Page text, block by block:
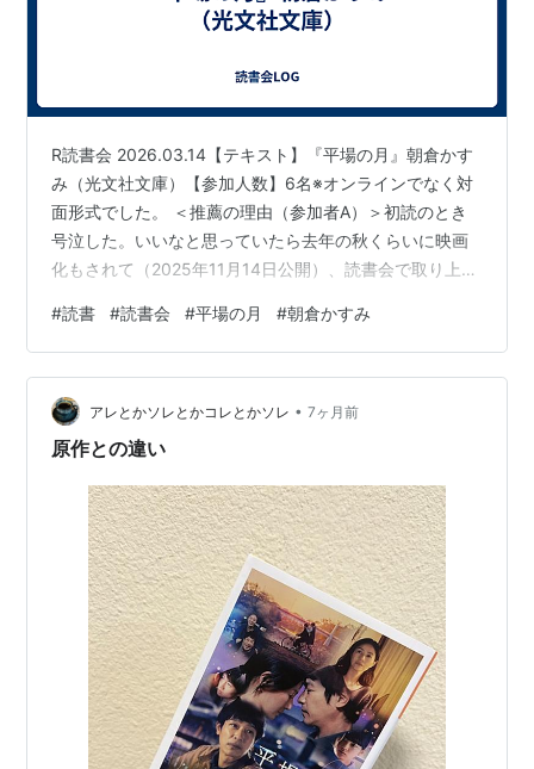
R読書会 2026.03.14【テキスト】『平場の月』朝倉かす
み（光文社文庫）【参加人数】6名※オンラインでなく対
面形式でした。 ＜推薦の理由（参加者A）＞初読のとき
号泣した。いいなと思っていたら去年の秋くらいに映画
化もされて（2025年11月14日公開）、読書会で取り上げ
ぎて皆さん拍子抜けされるのではと心配だった。今日は
皆さんがなんて仰るか、すごく楽しみにして来た。残念
ながら参加者が少ないが、そのぶん一人の発言時間が増
えるので、しっかり教えていただきたい。 ＜参加者B＞
◆体調のこともあり、あまり読めていないが、読みやす
#読書 #読書会 #平場の月 #朝倉かすみ
アレとかソレとかコレとかソレ • 7ヶ月前
原作との違い